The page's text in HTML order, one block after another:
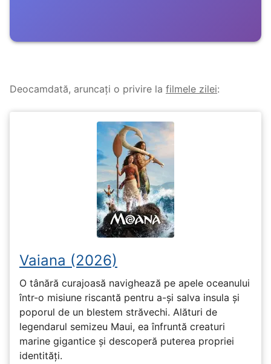
Deocamdată, aruncați o privire la filmele zilei:
Vaiana (2026)
O tânără curajoasă navighează pe apele oceanului
într-o misiune riscantă pentru a-și salva insula și
poporul de un blestem străvechi. Alături de
legendarul semizeu Maui, ea înfruntă creaturi
marine gigantice și descoperă puterea propriei
identități.